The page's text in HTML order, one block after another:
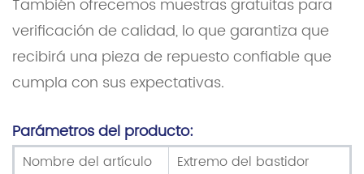
También ofrecemos muestras gratuitas para
verificación de calidad, lo que garantiza que
recibirá una pieza de repuesto confiable que
cumpla con sus expectativas.
Parámetros del producto:
Nombre del artículo Extremo del bastidor